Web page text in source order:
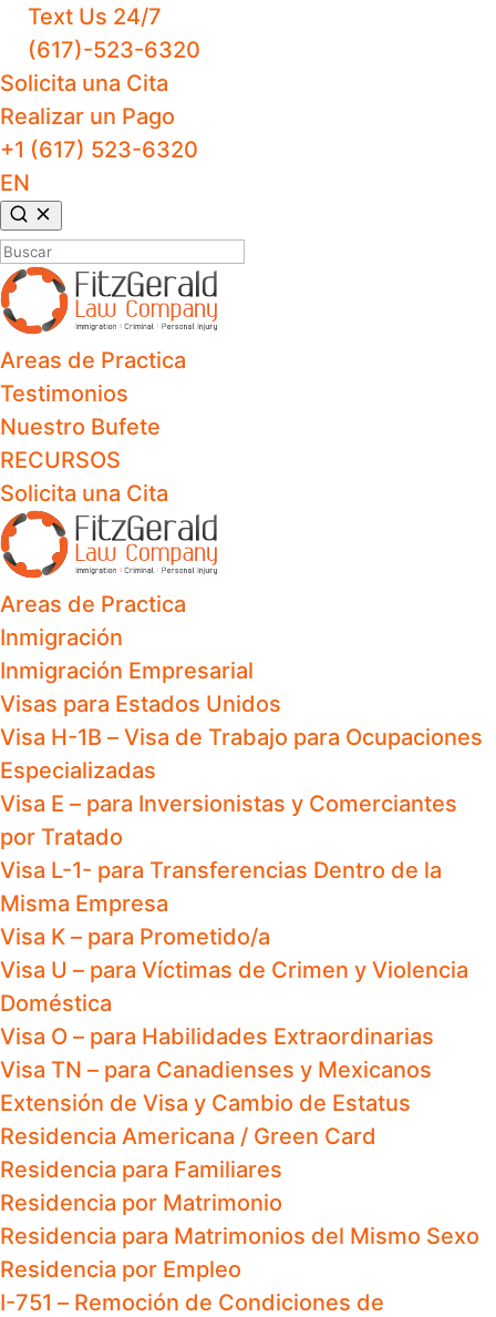
Text Us 24/7
(617)-523-6320
Solicita una Cita
Realizar un Pago
+1 (617) 523-6320
EN
Buscar:
Areas de Practica
Testimonios
Nuestro Bufete
RECURSOS
Solicita una Cita
Areas de Practica
Inmigración
Inmigración Empresarial
Visas para Estados Unidos
Visa H-1B – Visa de Trabajo para Ocupaciones
Especializadas
Visa E – para Inversionistas y Comerciantes
por Tratado
Visa L-1- para Transferencias Dentro de la
Misma Empresa
Visa K – para Prometido/a
Visa U – para Víctimas de Crimen y Violencia
Doméstica
Visa O – para Habilidades Extraordinarias
Visa TN – para Canadienses y Mexicanos
Extensión de Visa y Cambio de Estatus
Residencia Americana / Green Card
Residencia para Familiares
Residencia por Matrimonio
Residencia para Matrimonios del Mismo Sexo
Residencia por Empleo
I-751 – Remoción de Condiciones de